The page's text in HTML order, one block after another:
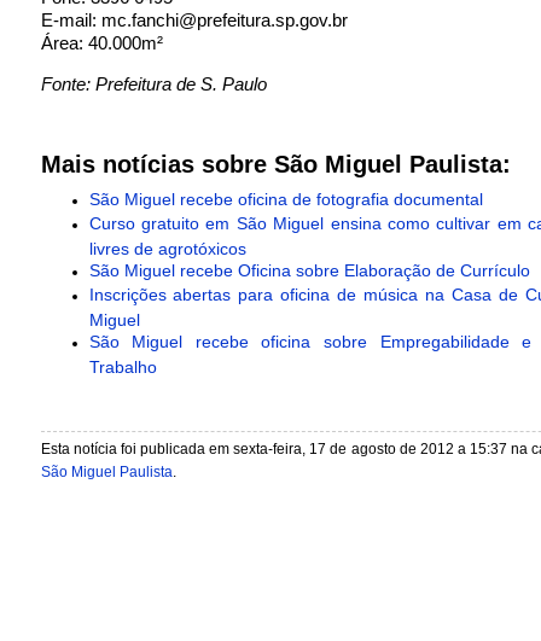
E-mail: mc.fanchi@prefeitura.sp.gov.br
Área: 40.000m²
Fonte: Prefeitura de S. Paulo
Mais notícias sobre São Miguel Paulista:
São Miguel recebe oficina de fotografia documental
Curso gratuito em São Miguel ensina como cultivar em
livres de agrotóxicos
São Miguel recebe Oficina sobre Elaboração de Currículo
Inscrições abertas para oficina de música na Casa de
Miguel
São Miguel recebe oficina sobre Empregabilidade
Trabalho
Esta notícia foi publicada em sexta-feira, 17 de agosto de 2012 a 15:37 na
São Miguel Paulista.